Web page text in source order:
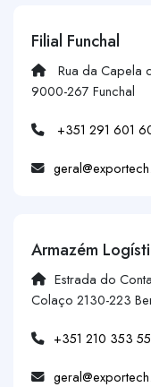
Filial Funchal
Rua da Capela
9000-267 Funchal
+351 291 601
Armazém
Estrada do
Colaço 2130-223
+351 210 353